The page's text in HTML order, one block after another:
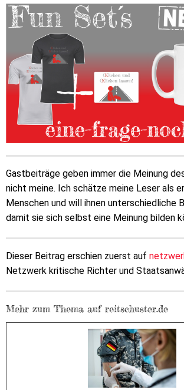
Gastbeiträge geben immer die Meinung
nicht meine. Ich schätze meine Leser als
Menschen und will ihnen unterschiedliche
damit sie sich selbst eine Meinung bilden
Dieser Beitrag erschien zuerst auf
Netzwerk kritische Richter und
Mehr zum Thema auf reitschuster.de